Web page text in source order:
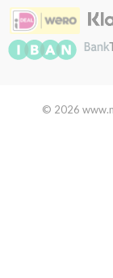
© 2026